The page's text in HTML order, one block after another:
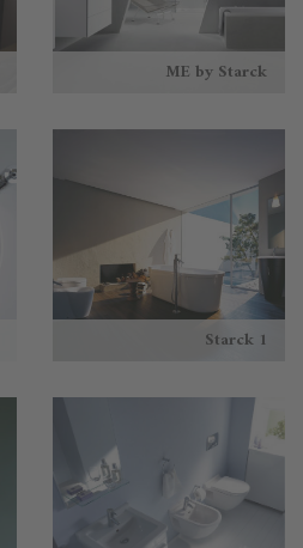
ME by Starck
Starck 1